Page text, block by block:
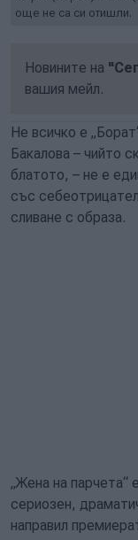
още не са си отишли.
Новините на
вашия мейл.
Не всичко е
Бакалова – чийто
блатото, – не е
със
сливане с образа.
„Жена на парчета“
сериозен,
направил